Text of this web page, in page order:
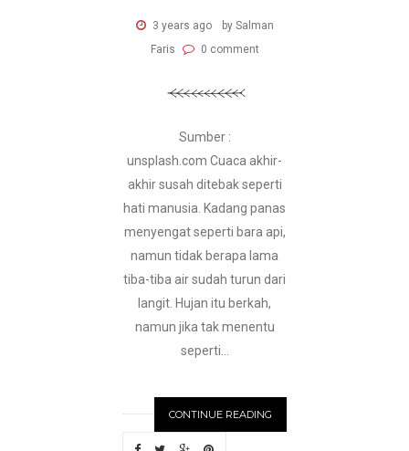
3 years ago
by Salman
Faris
0 comment
Sumber :
unsplash.com Cuaca akhir-
akhir susah ditebak seperti
hati manusia. Kadang panas
menyengat seperti bara api,
namun tidak berapa lama
tiba-tiba air sudah turun dari
langit. Hujan itu berkah,
namun jika tak menentu
seperti...
CONTINUE READING
N